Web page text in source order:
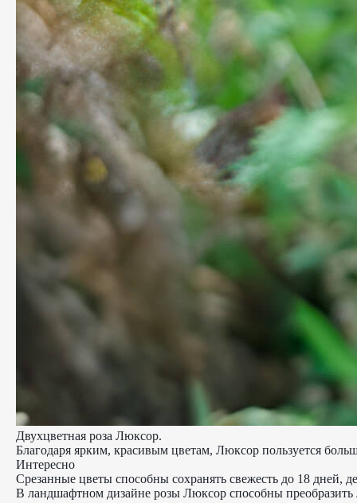
Двухцветная роза Люксор.
Благодаря ярким, красивым цветам, Люксор пользуется
Интересно
Срезанные цветы способны сохранять свежесть до 18 дней,
В ландшафтном дизайне розы Люксор способны